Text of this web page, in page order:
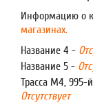
Информацию о
магазинах.
Название 4 -
Название 5 -
Трасса М4, 995-
Отсутствует